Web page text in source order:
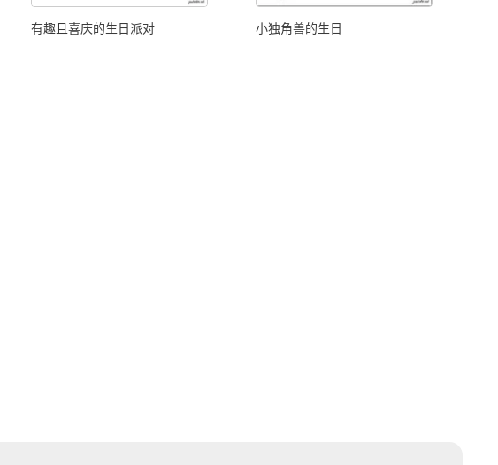
有趣且喜庆的生日派对 小独角兽的生日